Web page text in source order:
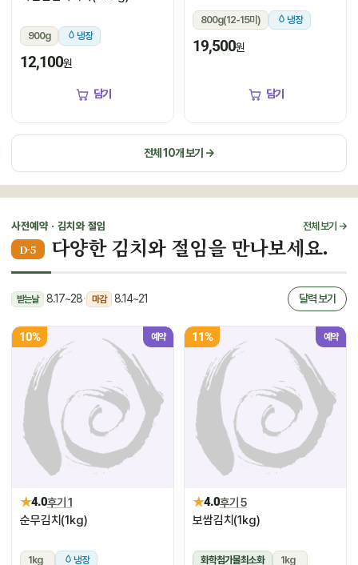
900g 냉장
12,100원
담기
800g(12-15미) 냉장
19,500원
담기
전체 10개 보기 →
사전예약 · 김치와 절임 전체 보기 →
D-5 다양한 김치와 절임을 만나보세요.
받는날 8.17~28· 마감 8.14~21 달력 보기
10% 예약
★4.0후기 1
순무김치(1kg)
1kg 냉장
11% 예약
★4.0후기 5
보쌈김치(1kg)
화학첨가물최소화
1kg